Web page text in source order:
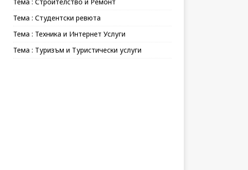
Тема : Студентски ревюта
Тема : Техника и Интернет Услуги
Тема : Туризъм и Туристически услуги